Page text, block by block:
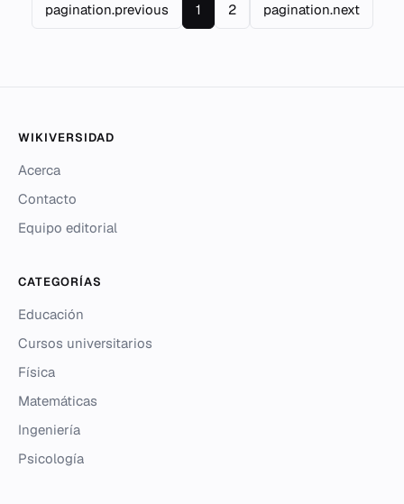
pagination.previous 1 2 pagination.next
WIKIVERSIDAD
Acerca
Contacto
Equipo editorial
CATEGORÍAS
Educación
Cursos universitarios
Física
Matemáticas
Ingeniería
Psicología